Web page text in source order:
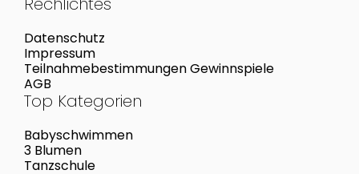
Datenschutz
Impressum
Teilnahmebestimmungen Gewinnspiele
AGB
Top Kategorien
Babyschwimmen
3 Blumen
Tanzschule